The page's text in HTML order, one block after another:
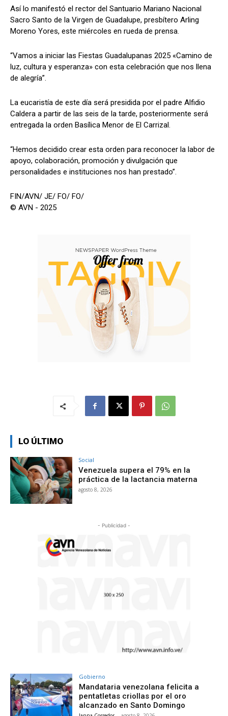
Así lo manifestó el rector del Santuario Mariano Nacional
Sacro Santo de la Virgen de Guadalupe, presbítero Arling
Moreno Yores, este miércoles en rueda de prensa.
“Vamos a iniciar las Fiestas Guadalupanas 2025 «Camino de
luz, cultura y esperanza» con esta celebración que nos llena
de alegría”.
La eucaristía de este día será presidida por el padre Alfidio
Caldera a partir de las seis de la tarde, posteriormente será
entregada la orden Basílica Menor de El Carrizal.
“Hemos decidido crear esta orden para reconocer la labor de
apoyo, colaboración, promoción y divulgación que
personalidades e instituciones nos han prestado”.
FIN/AVN/ JE/ FO/ FO/
© AVN - 2025
LO ÚLTIMO
Social
Venezuela supera el 79% en la
práctica de la lactancia materna
agosto 8, 2026
- Publicidad -
Gobierno
Mandataria venezolana felicita a
pentatletas criollas por el oro
alcanzado en Santo Domingo